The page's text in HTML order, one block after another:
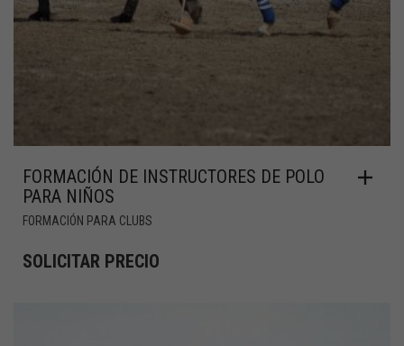
FORMACIÓN DE INSTRUCTORES DE POLO
PARA NIÑOS
FORMACIÓN PARA CLUBS
SOLICITAR PRECIO